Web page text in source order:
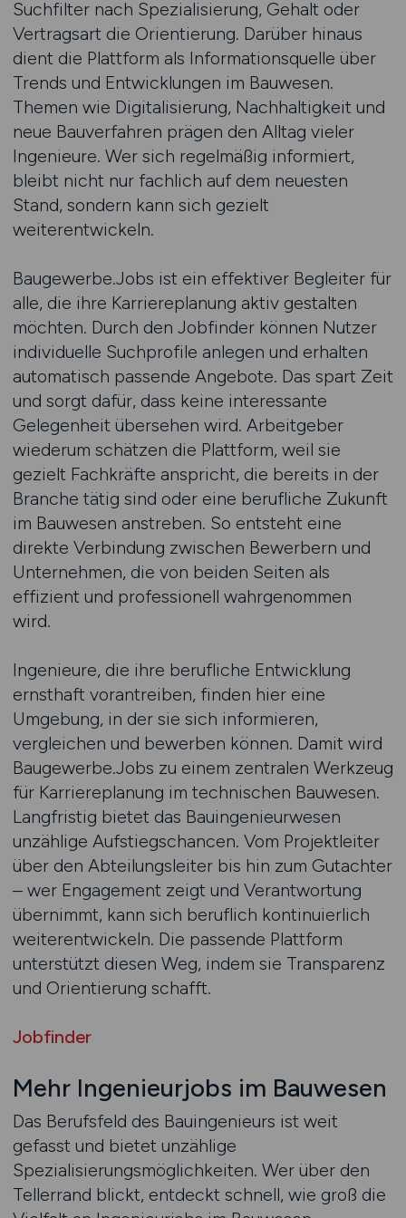
Suchfilter nach Spezialisierung, Gehalt oder
Vertragsart die Orientierung. Darüber hinaus
dient die Plattform als Informationsquelle über
Trends und Entwicklungen im Bauwesen.
Themen wie Digitalisierung, Nachhaltigkeit und
neue Bauverfahren prägen den Alltag vieler
Ingenieure. Wer sich regelmäßig informiert,
bleibt nicht nur fachlich auf dem neuesten
Stand, sondern kann sich gezielt
weiterentwickeln.
Baugewerbe.Jobs ist ein effektiver Begleiter für
alle, die ihre Karriereplanung aktiv gestalten
möchten. Durch den Jobfinder können Nutzer
individuelle Suchprofile anlegen und erhalten
automatisch passende Angebote. Das spart Zeit
und sorgt dafür, dass keine interessante
Gelegenheit übersehen wird. Arbeitgeber
wiederum schätzen die Plattform, weil sie
gezielt Fachkräfte anspricht, die bereits in der
Branche tätig sind oder eine berufliche Zukunft
im Bauwesen anstreben. So entsteht eine
direkte Verbindung zwischen Bewerbern und
Unternehmen, die von beiden Seiten als
effizient und professionell wahrgenommen
wird.
Ingenieure, die ihre berufliche Entwicklung
ernsthaft vorantreiben, finden hier eine
Umgebung, in der sie sich informieren,
vergleichen und bewerben können. Damit wird
Baugewerbe.Jobs zu einem zentralen Werkzeug
für Karriereplanung im technischen Bauwesen.
Langfristig bietet das Bauingenieurwesen
unzählige Aufstiegschancen. Vom Projektleiter
über den Abteilungsleiter bis hin zum Gutachter
– wer Engagement zeigt und Verantwortung
übernimmt, kann sich beruflich kontinuierlich
weiterentwickeln. Die passende Plattform
unterstützt diesen Weg, indem sie Transparenz
und Orientierung schafft.
Jobfinder
Mehr Ingenieurjobs im Bauwesen
Das Berufsfeld des Bauingenieurs ist weit
gefasst und bietet unzählige
Spezialisierungsmöglichkeiten. Wer über den
Tellerrand blickt, entdeckt schnell, wie groß die